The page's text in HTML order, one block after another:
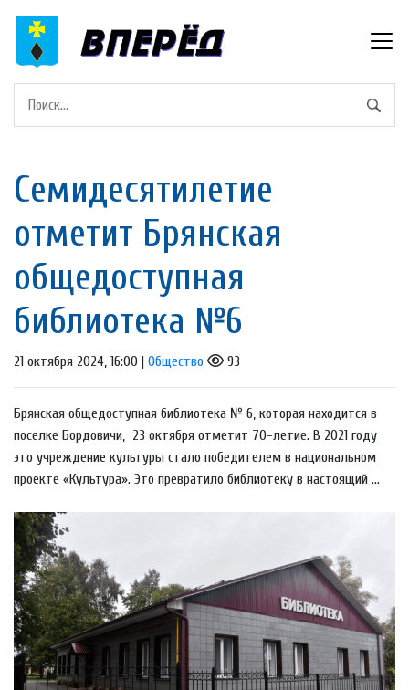
Семидесятилетие
отметит Брянская
общедоступная
библиотека №6
21 октября 2024, 16:00 | Общество 93
Брянская общедоступная библиотека № 6, которая находится в
поселке Бордовичи, 23 октября отметит 70-летие. В 2021 году
это учреждение культуры стало победителем в национальном
проекте «Культура». Это превратило библиотеку в настоящий ...